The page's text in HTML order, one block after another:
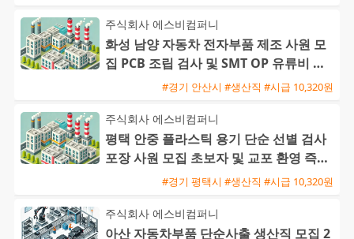
주식회사 에스비컴퍼니
화성 남양 자동차 전자부품 제조 사원 모
집 PCB 조립 검사 및 SMT OP 유류비 지
원 교포 환영#경기 안산시 #생산직 #시급 10,320원
주식회사 에스비컴퍼니
평택 안중 플라스틱 용기 단순 선별 검사
포장 사원 모집 초보자 및 교포 환영 즉시
#경기 평택시 #생산직 #시급 10,320원
주식회사 에스비컴퍼니
아산 자동차부품 단순사출 생산직 모집 2